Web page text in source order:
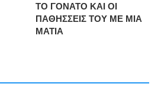
ΤΟ ΓΟΝΑΤΟ ΚΑΙ ΟΙ
ΠΑΘΗΣΣΕΙΣ ΤΟΥ ΜΕ ΜΙΑ
ΜΑΤΙΑ